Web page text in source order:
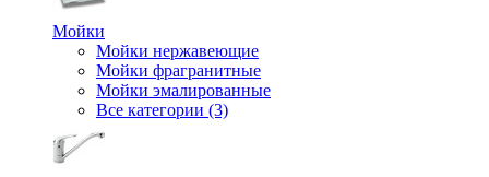
Мойки
Мойки нержавеющие
Мойки фрагранитные
Мойки эмалированные
Все категории (3)